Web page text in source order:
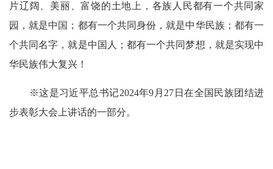
片辽阔、美丽、富饶的土地上，各族人民都有一个共同家
园，就是中国；都有一个共同身份，就是中华民族；都有一
个共同名字，就是中国人；都有一个共同梦想，就是实现中
华民族伟大复兴！
※这是习近平总书记2024年9月27日在全国民族团结进
步表彰大会上讲话的一部分。